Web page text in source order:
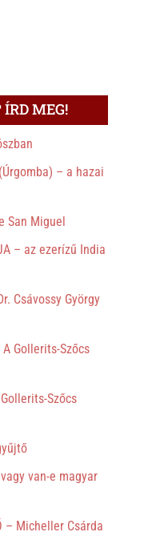
MEG!
– a hazai
San Miguel
– az ezerízű India
Csávossy György
A Gollerits-Szőcs
Szőcs
van-e magyar
– Micheller Csárda